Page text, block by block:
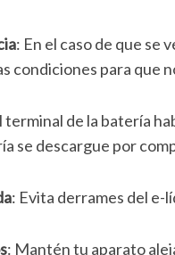
: En el caso de que se
condiciones para que
terminal de la batería
se descargue por
: Evita derrames del e-
: Mantén tu aparato